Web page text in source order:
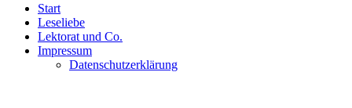
Start
Leseliebe
Lektorat und Co.
Impressum
Datenschutzerklärung